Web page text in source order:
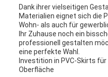
Dank ihrer vielseitigen
Materialien eignet sich die
Wohn- als auch für
Ihr Zuhause noch ein
professionell gestalten
eine perfekte Wahl.
Investition in PVC-Skirts
Oberfläche